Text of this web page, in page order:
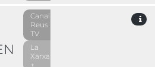
Canal
Reus
TV
La
Xarxa
+